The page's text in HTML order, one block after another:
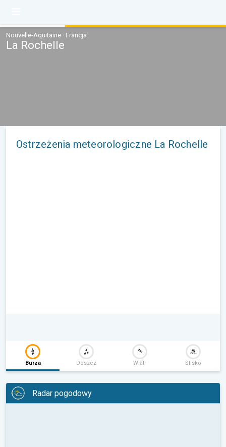
Nouvelle-Aquitaine · Francja
La Rochelle
Ostrzeżenia meteorologiczne La Rochelle
Burza Deszcz Wiatr Ślisko
Radar pogodowy